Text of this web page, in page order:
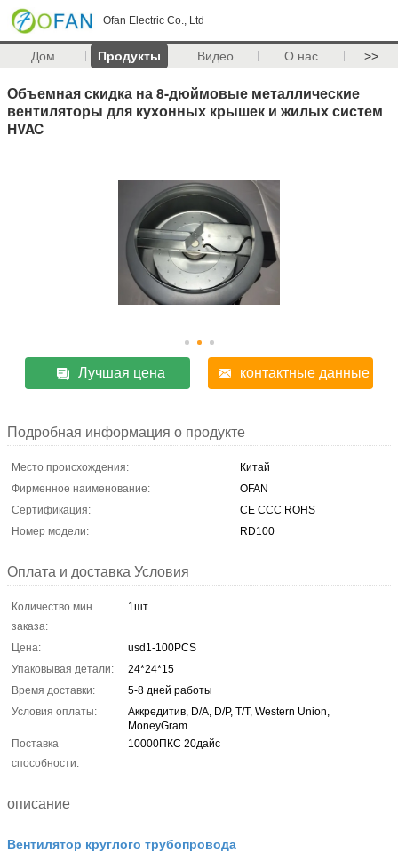
Ofan Electric Co., Ltd
Дом Продукты Видео О нас >>
Объемная скидка на 8-дюймовые металлические
вентиляторы для кухонных крышек и жилых систем
HVAC
Лучшая цена контактные данные
Подробная информация о продукте
Место происхождения:
Китай
Фирменное наименование:
OFAN
Сертификация:
CE CCC ROHS
Номер модели:
RD100
Оплата и доставка Условия
Количество мин
заказа:
1шт
Цена:
usd1-100PCS
Упаковывая детали:
24*24*15
Время доставки:
5-8 дней работы
Условия оплаты:
Аккредитив, D/A, D/P, T/T, Western Union,
MoneyGram
Поставка
способности:
10000ПКС 20дайс
описание
Вентилятор круглого трубопровода